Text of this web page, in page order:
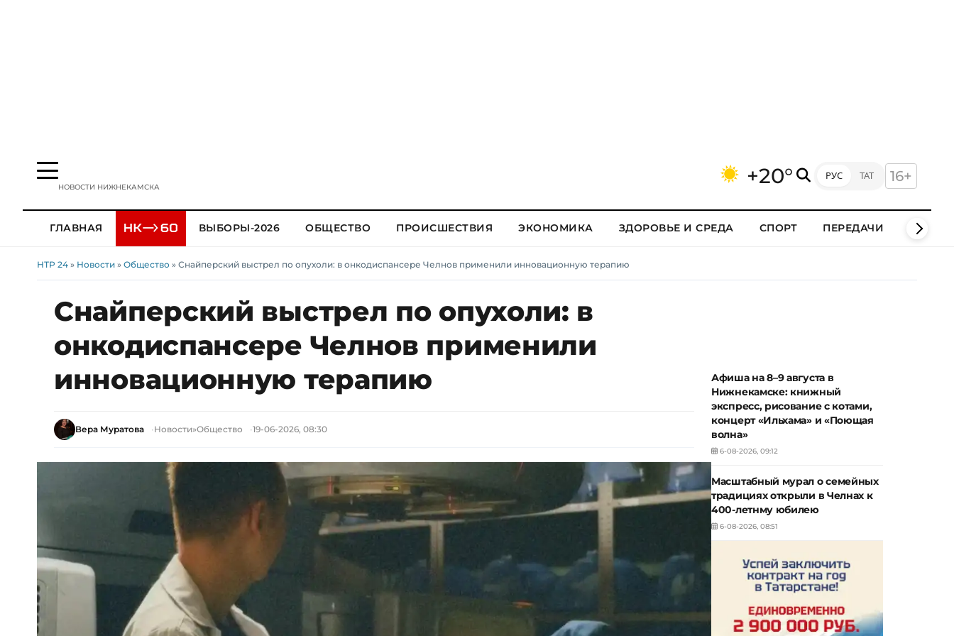
НОВОСТИ НИЖНЕКАМСКА +20° РУС ТАТ 16+
ГЛАВНАЯ ВЫБОРЫ-2026 ОБЩЕСТВО ПРОИСШЕСТВИЯ ЭКОНОМИКА ЗДОРОВЬЕ И СРЕДА СПОРТ ПЕРЕДАЧИ КЛИПЫ
НТР 24 » Новости » Общество » Снайперский выстрел по опухоли: в онкодиспансере Челнов применили инновационную терапию
Снайперский выстрел по опухоли: в
онкодиспансере Челнов применили
инновационную терапию
Вера Муратова Новости»Общество 19-06-2026, 08:30
Афиша на 8–9 августа в
Нижнекамске: книжный
экспресс, рисование с котами,
концерт «Ильхама» и «Поющая
волна»
6-08-2026, 09:12
Масштабный мурал о семейных
традициях открыли в Челнах к
400-летнму юбилею
6-08-2026, 08:51